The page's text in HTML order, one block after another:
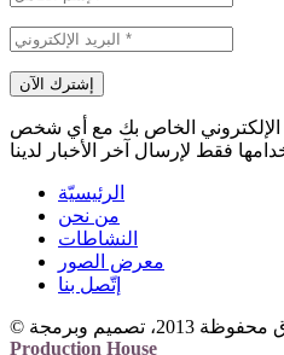
الإلكتروني الخاص بك مع أي شخص
الرئيسيّة
من نحن
النشاطات
معرض الصور
إتّصل بنا
Production House